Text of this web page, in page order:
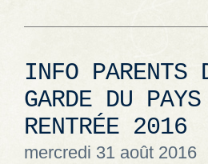
INFO PARENTS
GARDE DU
RENTRÉE 2016
mercredi 31 août 2016